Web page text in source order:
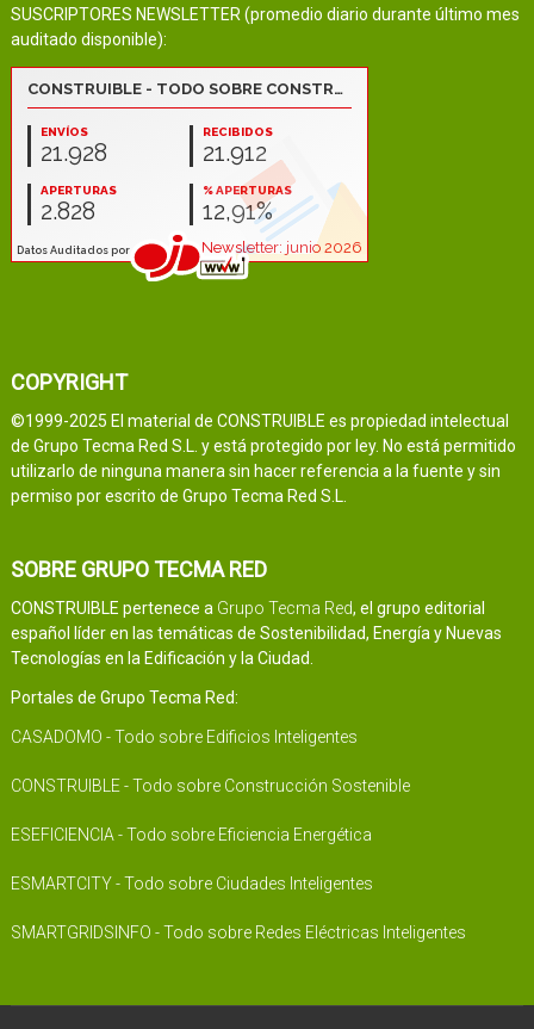
SUSCRIPTORES NEWSLETTER (promedio diario durante último mes
auditado disponible):
COPYRIGHT
©1999-2025 El material de CONSTRUIBLE es propiedad intelectual
de Grupo Tecma Red S.L. y está protegido por ley. No está permitido
utilizarlo de ninguna manera sin hacer referencia a la fuente y sin
permiso por escrito de Grupo Tecma Red S.L.
SOBRE GRUPO TECMA RED
CONSTRUIBLE pertenece a Grupo Tecma Red, el grupo editorial
español líder en las temáticas de Sostenibilidad, Energía y Nuevas
Tecnologías en la Edificación y la Ciudad.
Portales de Grupo Tecma Red:
CASADOMO - Todo sobre Edificios Inteligentes
CONSTRUIBLE - Todo sobre Construcción Sostenible
ESEFICIENCIA - Todo sobre Eficiencia Energética
ESMARTCITY - Todo sobre Ciudades Inteligentes
SMARTGRIDSINFO - Todo sobre Redes Eléctricas Inteligentes